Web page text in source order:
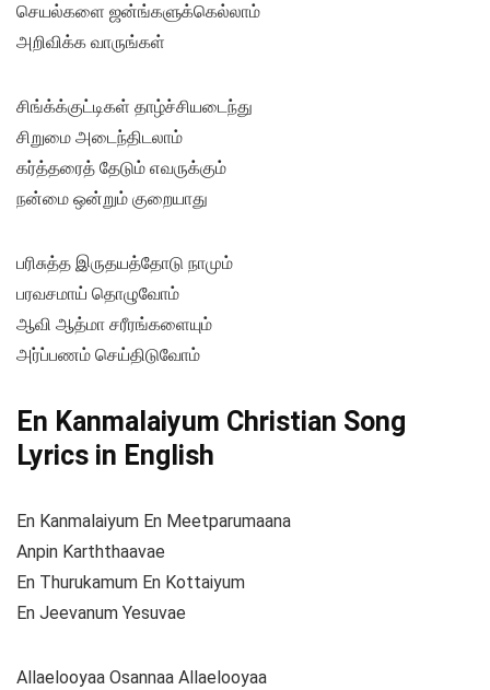
செயல்களை ஜன்ங்களுக்கெல்லாம்
அறிவிக்க வாருங்கள்
சிங்க்க்குட்டிகள் தாழ்ச்சியடைந்து
சிறுமை அடைந்திடலாம்
கர்த்தரைத் தேடும் எவருக்கும்
நன்மை ஒன்றும் குறையாது
பரிசுத்த இருதயத்தோடு நாமும்
பரவசமாய் தொழுவோம்
ஆவி ஆத்மா சரீரங்களையும்
அர்ப்பணம் செய்திடுவோம்
En Kanmalaiyum Christian Song
Lyrics in English
En Kanmalaiyum En Meetparumaana
Anpin Karththaavae
En Thurukamum En Kottaiyum
En Jeevanum Yesuvae
Allaelooyaa Osannaa Allaelooyaa